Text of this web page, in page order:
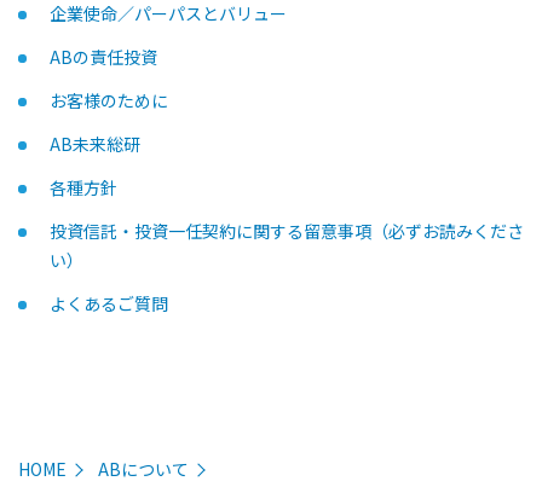
企業使命／パーパスとバリュー
ABの責任投資
お客様のために
AB未来総研
各種方針
投資信託・投資一任契約に関する留意事項（必ずお読みくださ
い）
よくあるご質問
HOME
ABについて